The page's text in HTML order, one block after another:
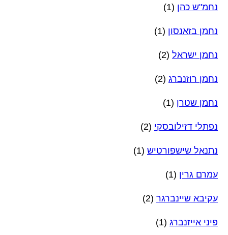
נחמ"ש כהן (1)
נחמן בזאנסון (1)
נחמן ישראל (2)
נחמן רוזנברג (2)
נחמן שטרן (1)
נפתלי דזילובסקי (2)
נתנאל שישפורטיש (1)
עמרם גרין (1)
עקיבא שיינברגר (2)
פיני אייזנברג (1)